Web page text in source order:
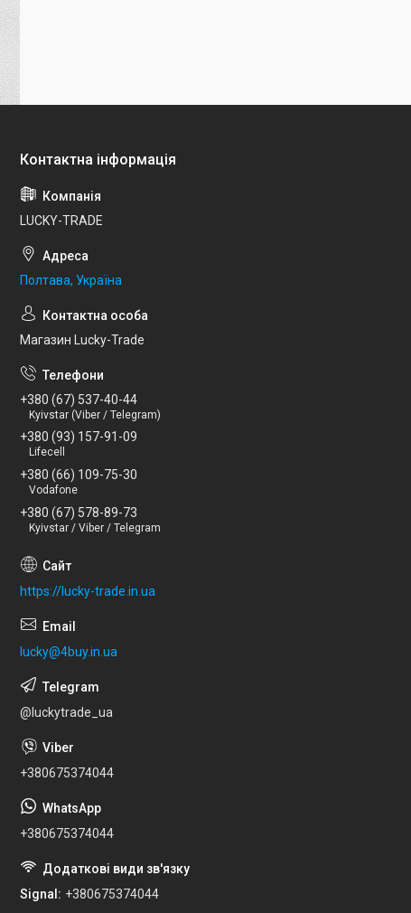
LUCKY-TRADE
Полтава, Україна
Магазин Lucky-Trade
+380 (67) 537-40-44
Kyivstar (Viber / Telegram)
+380 (93) 157-91-09
Lifecell
+380 (66) 109-75-30
Vodafone
+380 (67) 578-89-73
Kyivstar / Viber / Telegram
https://lucky-trade.in.ua
lucky@4buy.in.ua
@luckytrade_ua
+380675374044
+380675374044
Signal +380675374044